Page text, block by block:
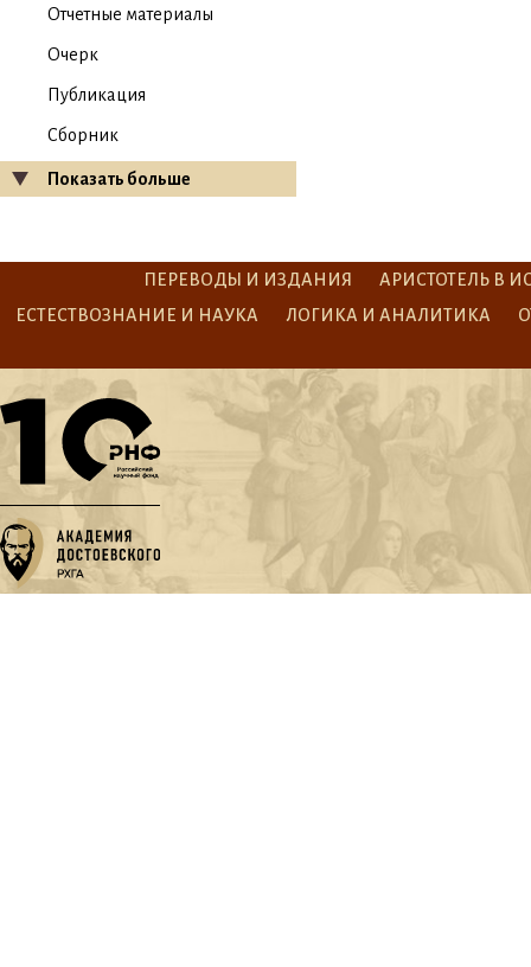
Отчетные материалы
Очерк
Публикация
Сборник
Показать больше
ПЕРЕВОДЫ И ИЗДАНИЯ
АРИСТОТЕЛЬ В
ЕСТЕСТВОЗНАНИЕ И НАУКА
ЛОГИКА И АНАЛИТИКА